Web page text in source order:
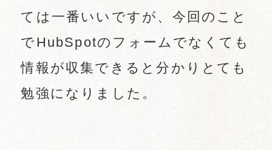
ては一番いいですが、今回のこと
でHubSpotのフォームでなくても
情報が収集できると分かりとても
勉強になりました。